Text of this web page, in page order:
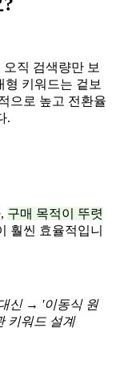
직 검색량만 보
형 키워드는 겉보
으로 높고 전환율
.
구매 목적이 뚜렷
훨씬 효율적입니
신 → '이동식 원
키워드 설계